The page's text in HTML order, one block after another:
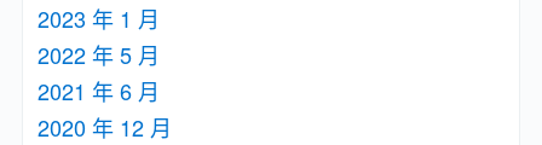
2023 年 1 月
2022 年 5 月
2021 年 6 月
2020 年 12 月